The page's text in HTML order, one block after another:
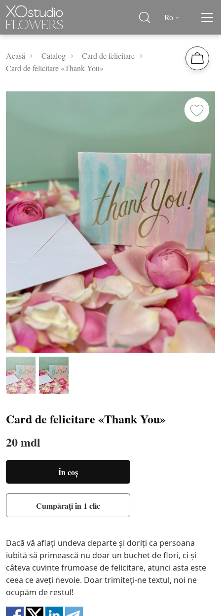
Ro
Acasă Catalog
Card de felicitare
Card de felicitare «Thank You»
Card de felicitare «Thank You»
20 mdl
În coș
Cumpărați în 1 clic
Dacă vă aflați undeva departe și doriți ca persoana
iubită să primească nu doar un buchet de flori, ci și
câteva cuvinte frumoase de felicitare, atunci asta este
ceea ce aveți nevoie. Doar trimiteți-ne textul, noi ne
ocupăm de restul!